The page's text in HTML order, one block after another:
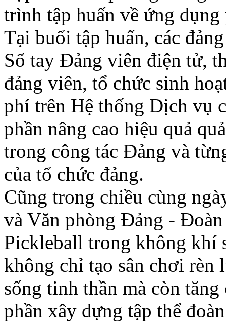
trình tập huấn về ứng
Tại buổi tập huấn, các
Sổ tay Đảng viên điện tử,
đảng viên, tổ chức sinh
phí trên Hệ thống Dịch vụ
phần nâng cao hiệu quả
trong công tác Đảng và
của tổ chức đảng.
Cũng trong chiều cùng
và Văn phòng Đảng -
Pickleball trong không khí
không chỉ tạo sân chơi rèn
sống tinh thần mà còn
phần xây dựng tập thể